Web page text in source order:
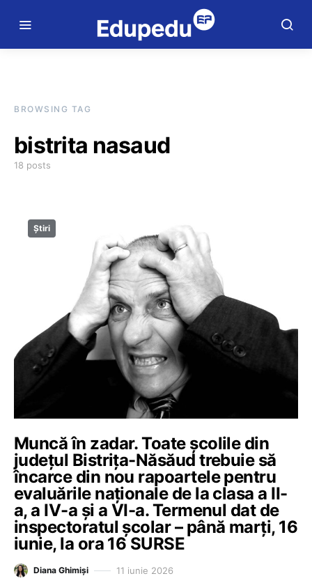
BROWSING TAG
bistrita nasaud
18 posts
Știri
Muncă în zadar. Toate școlile din
județul Bistrița-Năsăud trebuie să
încarce din nou rapoartele pentru
evaluările naționale de la clasa a II-
a, a IV-a și a VI-a. Termenul dat de
inspectoratul școlar – până marți, 16
iunie, la ora 16 SURSE
Diana Ghimiși 11 iunie 2026